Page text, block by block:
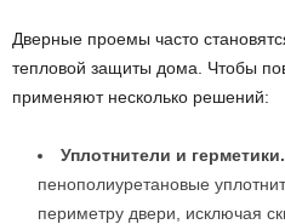
Дверные проемы часто
тепловой защиты дома. Чтобы
применяют несколько решений:
Уплотнители и герметики.
пенополиуретановые
периметру двери, исключая